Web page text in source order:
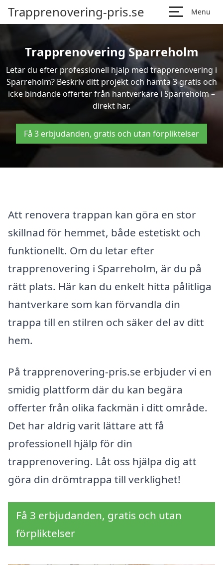
Trapprenovering-pris.se Menu
Trapprenovering Sparreholm
Letar du efter professionell hjälp med trapprenovering i
Sparreholm? Beskriv ditt projekt och hämta 3 gratis och
icke bindande offerter från hantverkare i Sparreholm –
direkt här.
Få 3 erbjudanden, gratis och utan förpliktelser
Att renovera trappan kan göra en stor
skillnad för hemmet, både estetiskt och
funktionellt. Om du letar efter
trapprenovering i Sparreholm, är du på
rätt plats. Här kan du enkelt hitta pålitliga
hantverkare som kan förvandla din
trappa till en stilren och säker del av ditt
hem.
På trapprenovering-pris.se erbjuder vi en
smidig plattform där du kan begära
offerter från olika fackmän i ditt område.
Det har aldrig varit lättare att få
professionell hjälp för din
trapprenovering. Låt oss hjälpa dig att
göra din drömtrappa till verklighet!
Få 3 erbjudanden, gratis och utan
förpliktelser